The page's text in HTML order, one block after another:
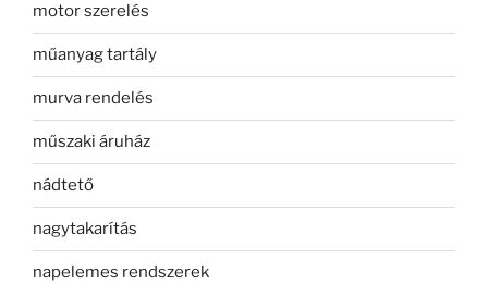
motor szerelés
műanyag tartály
murva rendelés
műszaki áruház
nádtető
nagytakarítás
napelemes rendszerek